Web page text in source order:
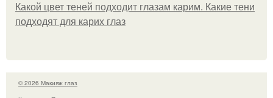
Какой цвет теней подходит глазам карим. Какие тени
подходят для карих глаз
© 2026 Макияж глаз